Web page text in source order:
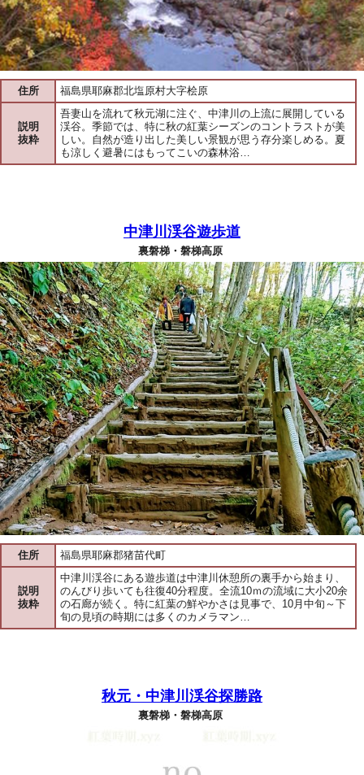
住所 福島県耶麻郡北塩原村大字桧原
説明
抜粋
吾妻山を流れて秋元湖に注ぐ、中津川の上流に展開している
渓谷。季節では、特に秋の紅葉シーズンのコントラストが美
しい。自然が造り出した美しい景観が思う存分楽しめる。夏
も涼しく避暑にはもってこいの森林浴…
中津川渓谷遊歩道
裏磐梯・磐梯高原
住所 福島県耶麻郡猪苗代町
説明
抜粋
中津川渓谷にある遊歩道は中津川休憩所の裏手から始まり、
のんびり歩いても往復40分程度。全流10ｍの流域に大小20余
の石廊が続く。特に紅葉の鮮やかさは見事で、10月中旬～下
旬の見頃の時期には多くのカメラマン…
秋元・中津川渓谷探勝路
裏磐梯・磐梯高原